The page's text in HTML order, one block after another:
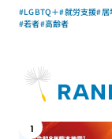
#LGBTQ＋#就労支援#居
#若者#高齢者
1